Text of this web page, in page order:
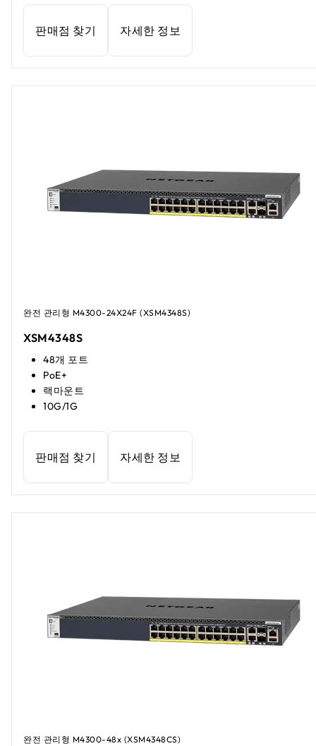
판매점 찾기 자세한 정보
완전 관리형 M4300-24X24F (XSM4348S)
XSM4348S
48개 포트
PoE+
랙마운트
10G/1G
판매점 찾기 자세한 정보
완전 관리형 M4300-48x (XSM4348CS)